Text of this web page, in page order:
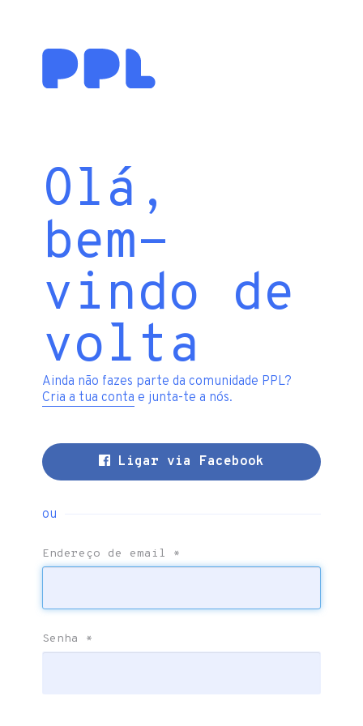
Olá,
bem-
vindo de
volta
Ainda não fazes parte da comunidade PPL?
Cria a tua conta e junta-te a nós.
Ligar via Facebook
ou
Endereço de email *
Senha *